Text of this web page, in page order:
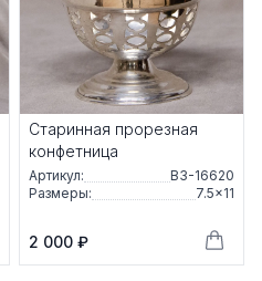
Старинная прорезная
конфетница
Артикул:
ВЗ-16620
Размеры:
7.5×11
2 000 ₽